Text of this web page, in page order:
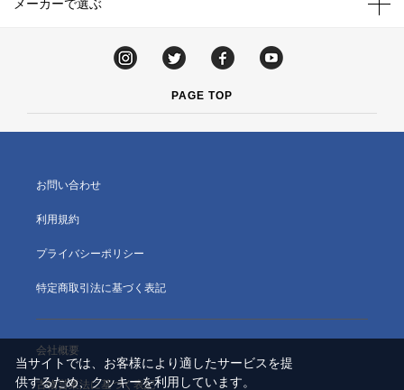
メーカーで選ぶ
PAGE TOP
お問い合わせ
利用規約
プライバシーポリシー
特定商取引法に基づく表記
会社概要
古物営業法に基づく表記
当サイトでは、お客様により適したサービスを提
供するため、クッキーを利用しています。